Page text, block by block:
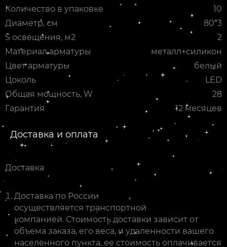
Количество в упаковке
10
Диаметр, см
80*3
S освещения, м2
2
Материал арматуры
металл+силикон
Цвет арматуры
белый
Цоколь
LED
Общая мощность, W
28
Гарантия
12 месяцев
Доставка и оплата
Доставка
Доставка по России
осуществляется транспортной
компанией. Стоимость доставки зависит от
объема заказа, его веса, и удаленности вашего
населенного пункта, ее стоимость оплачивается